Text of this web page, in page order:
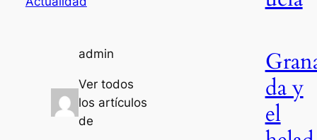
admin
Ver todos
los artículos
de
da y
el